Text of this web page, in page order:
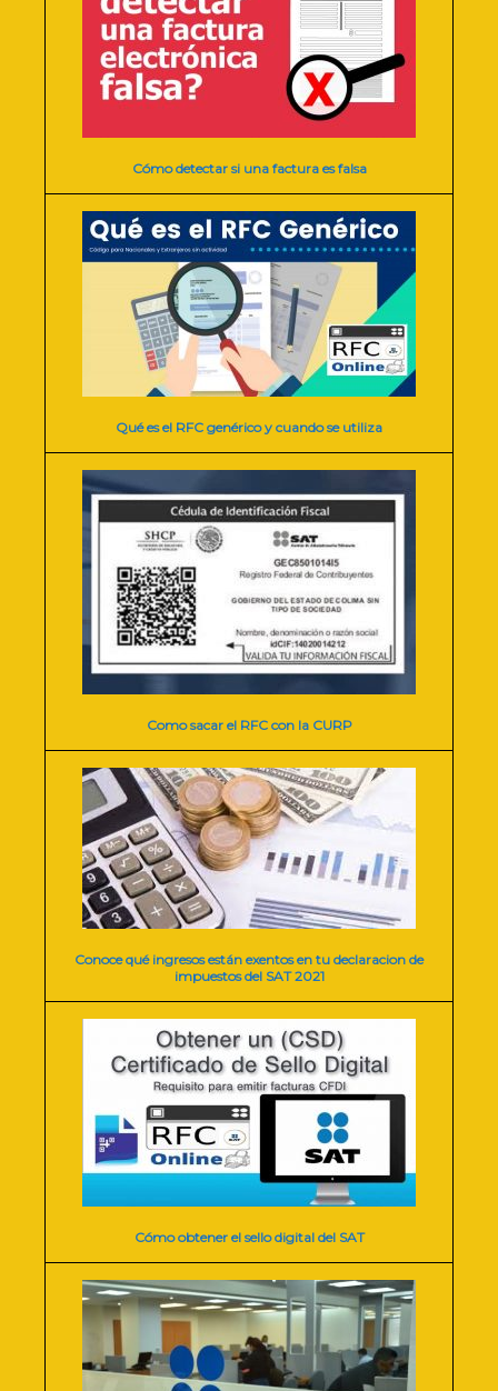
Cómo detectar si una factura es falsa
Qué es el RFC genérico y cuando se utiliza
Como sacar el RFC con la CURP
Conoce qué ingresos están exentos en tu declaracion de
impuestos del SAT 2021
Cómo obtener el sello digital del SAT